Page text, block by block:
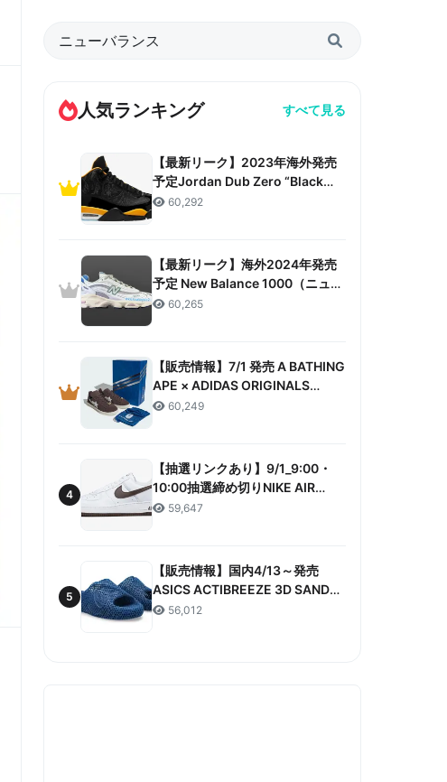
人気ランキング すべて見る
【最新リーク】2023年海外発売
予定Jordan Dub Zero “Black
Taxi”リーク情報まとめ
60,292
【最新リーク】海外2024年発売
予定 New Balance 1000（ニュー
バランス 1000）リーク情報まと
60,265
【販売情報】7/1 発売 A BATHING
APE × ADIDAS ORIGINALS
CAMPUS 80S “30TH
60,249
4
【抽選リンクあり】9/1_9:00・
10:00抽選締め切りNIKE AIR
FORCE 1 LOW RETRO COLOR
59,647
5
【販売情報】国内4/13～発売
ASICS ACTIBREEZE 3D SANDAL
“MAKO BLUE” 販売/定価/店舗ま
56,012